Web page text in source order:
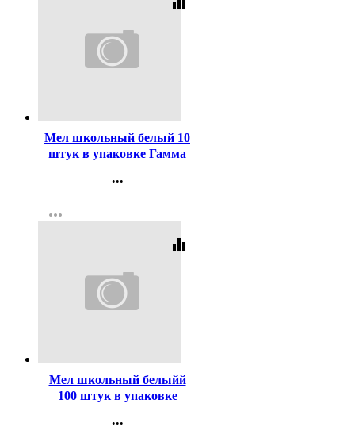
Мел школьный белый 10
штук в упаковке Гамма
2308191
...
Регистрация
more_horiz
equalizer
Мел школьный белыйй
100 штук в упаковке
арт 2308194
...